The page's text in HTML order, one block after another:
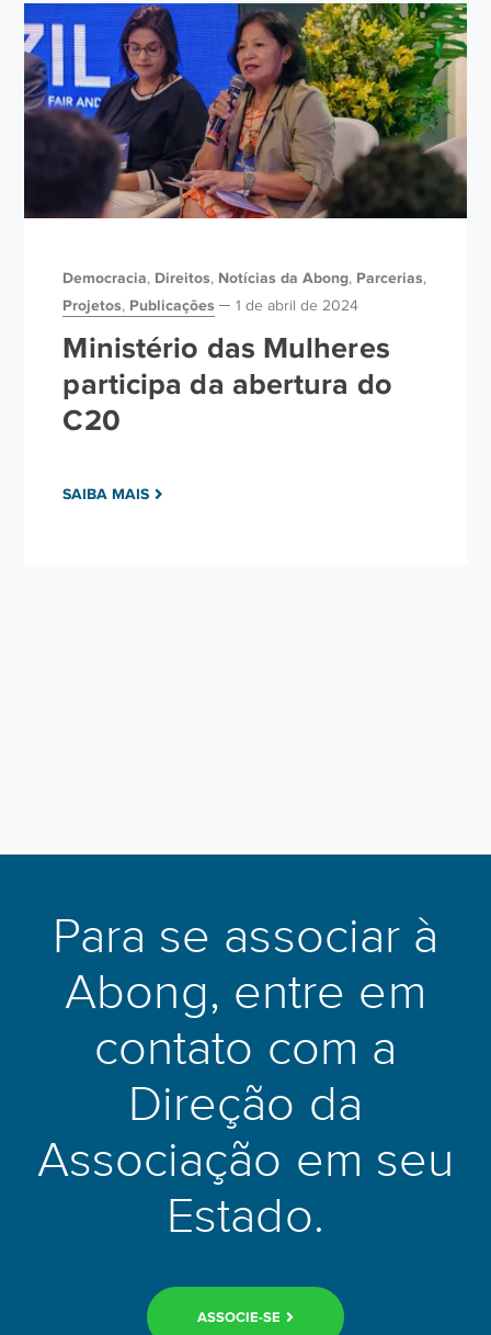
Democracia, Direitos, Notícias da Abong, Parcerias,
Projetos, Publicações 1 de abril de 2024
Ministério das Mulheres
participa da abertura do
C20
SAIBA MAIS
Para se associar à
Abong, entre em
contato com a
Direção da
Associação em seu
Estado.
ASSOCIE-SE